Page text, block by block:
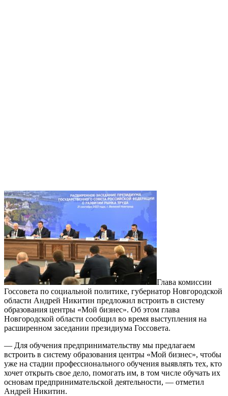
Глава комиссии
Госсовета по социальной политике, губернатор Новгородской
области Андрей Никитин предложил встроить в систему
образования центры «Мой бизнес». Об этом глава
Новгородской области сообщил во время выступления на
расширенном заседании президиума Госсовета.
— Для обучения предпринимательству мы предлагаем
встроить в систему образования центры «Мой бизнес», чтобы
уже на стадии профессионального обучения выявлять тех, кто
хочет открыть свое дело, помогать им, в том числе обучать их
основам предпринимательской деятельности, — отметил
Андрей Никитин.